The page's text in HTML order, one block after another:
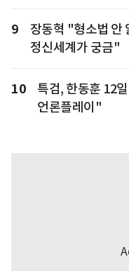
9
장동혁 "형소법 안
정신세계가 궁금"
10
특검, 한동훈 12
언론플레이"